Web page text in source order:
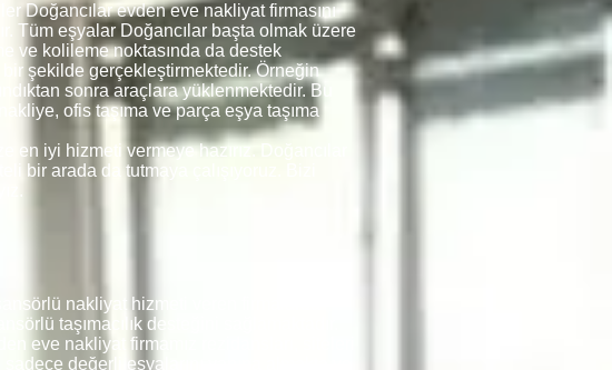
Doğancılar evden eve nakliyat firmasını
Tüm eşyalar Doğancılar başta olmak üzere
ve kolileme noktasında da destek
şekilde gerçekleştirmektedir. Örneğin
sonra araçlara yüklenmektedir. Bu
ofis taşıma ve parça eşya taşıma
iyi hizmeti vermeye hazırız. Doğancılar
bir arada da tutmaya çalışıyoruz. Bizi
nakliyat hizmeti veren firmalarda
taşımacılık desteğini sağlamaktadır.
eve nakliyat firmamız rezidansları, siteleri
değerli eşyalarını yanına almakta ve